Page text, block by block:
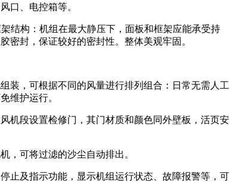
口、电控箱等。
结构：机组在最大静压下，面板和框架应能承受持
密封，保证较好的密封性。整体美观牢固。
装，可根据不同的风量进行排列组合：日常无需人工
维护运行。
机段设置检修门，其门材质和颜色同外壁板，活页安
，可将过滤的沙尘自动排出。
止及指示功能，显示机组运行状态、故障报警等，可